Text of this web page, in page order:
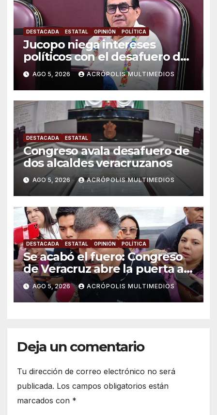
DESTACADA ESTATAL OPINIÓN POLÍTICA
Jucopo niega intereses
políticos con el desafuero de
alcaldes
AGO 5, 2026 ACRÓPOLIS MULTIMEDIOS
DESTACADA ESTATAL
Congreso avala desafuero de
dos alcaldes veracruzanos
AGO 5, 2026 ACRÓPOLIS MULTIMEDIOS
DESTACADA ESTATAL OPINIÓN POLÍTICA
Se acabó el fuero: Congreso
de Veracruz abre la puerta a
proceso penal contra alcalde
de Úrsulo Galván
AGO 5, 2026 ACRÓPOLIS MULTIMEDIOS
Deja un comentario
Tu dirección de correo electrónico no será
publicada. Los campos obligatorios están
marcados con *